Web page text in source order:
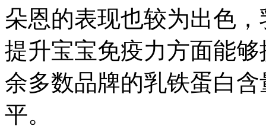
朵恩的表现也较为出色
提升宝宝免疫力方面能
余多数品牌的乳铁蛋白
平。